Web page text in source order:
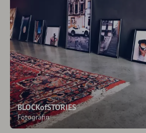
BLOCKofSTORIES
Fotografin